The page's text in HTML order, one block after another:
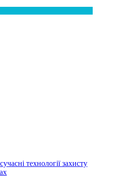
технології захисту